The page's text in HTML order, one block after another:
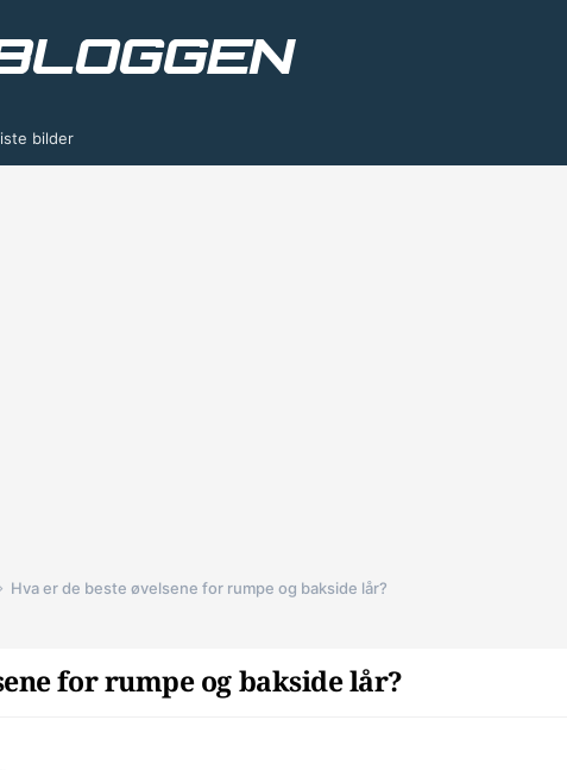
bilder
Hva er de beste øvelsene for rumpe og bakside lår?
for rumpe og bakside lår?